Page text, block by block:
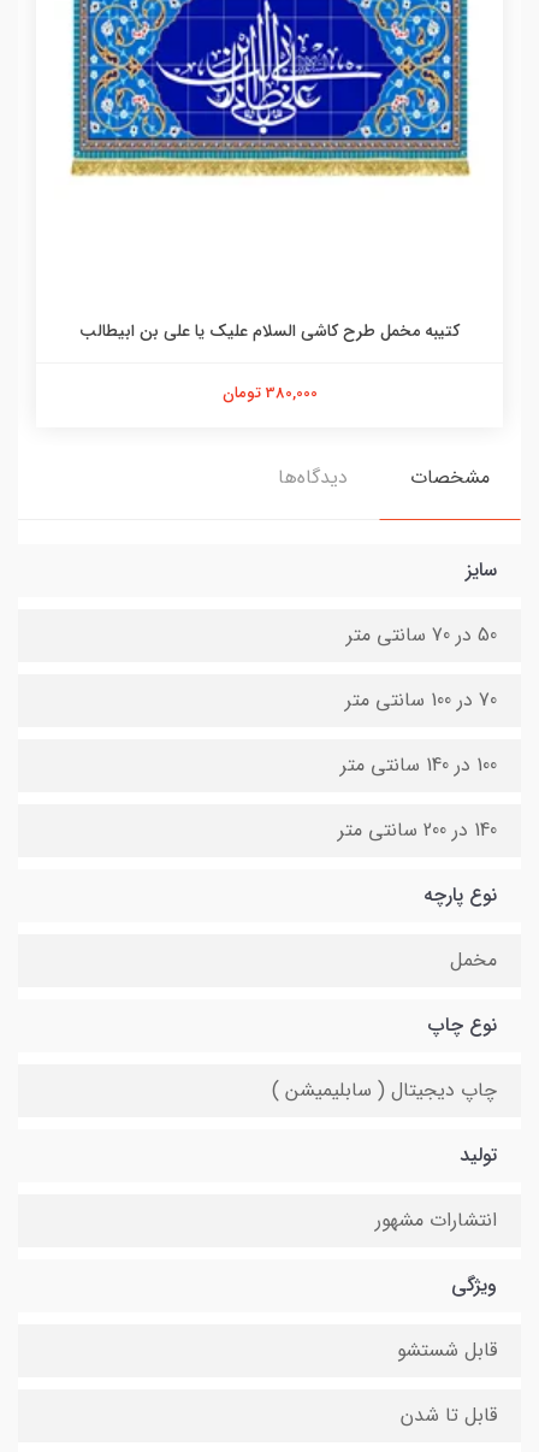
کتیبه مخمل طرح کاشی السلام علیک یا علی بن ابیطالب
380,000 تومان
مشخصات دیدگاه‌ها
سایز
50 در 70 سانتی متر
70 در 100 سانتی متر
100 در 140 سانتی متر
140 در 200 سانتی متر
نوع پارچه
مخمل
نوع چاپ
چاپ دیجیتال ( سابلیمیشن )
تولید
انتشارات مشهور
ویژگی
قابل شستشو
قابل تا شدن